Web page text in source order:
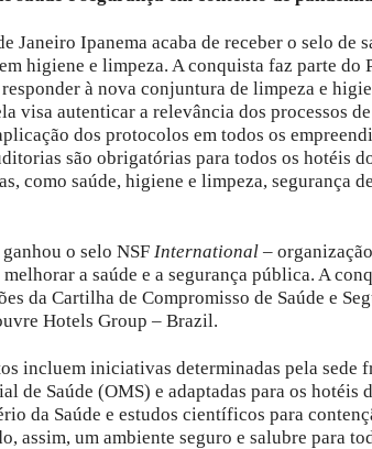
Janeiro Ipanema acaba de receber o selo de
higiene e limpeza. A conquista faz parte do
à nova conjuntura de limpeza e
visa autenticar a relevância dos processos
dos protocolos em todos os
são obrigatórias para todos os hotéis
como saúde, higiene e limpeza, segurança d
o selo NSF International –
a saúde e a segurança pública. A
da Cartilha de Compromisso de Saúde e
Hotels Group – Brazil.
incluem iniciativas determinadas pela sede
de Saúde (OMS) e adaptadas para os hotéis
da Saúde e estudos científicos para
assim, um ambiente seguro e salubre para